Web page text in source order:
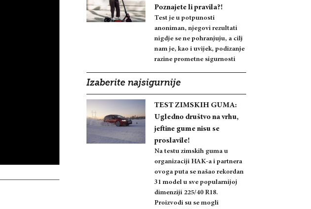
Poznajete li pravila?!
Test je u potpunosti
anoniman, njegovi rezultati
nigdje se ne pohranjuju, a cilj
nam je, kao i uvijek, podizanje
razine prometne sigurnosti
Izaberite najsigurnije
TEST ZIMSKIH GUMA:
Ugledno društvo na vrhu,
jeftine gume nisu se
proslavile!
Na testu zimskih guma u
organizaciji HAK-a i partnera
ovoga puta se našao rekordan
31 model u sve popularnijoj
dimenziji 225/40 R18.
Proizvodi su se mogli